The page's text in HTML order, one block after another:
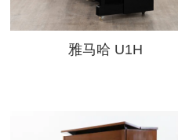
雅马哈 U1H